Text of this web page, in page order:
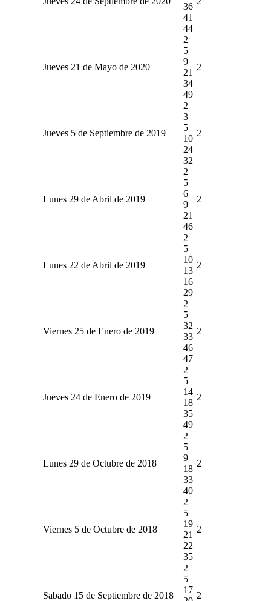
36
41
44
Jueves 21 de Mayo de 2020
2
5
9
21
34
49
2
Jueves 5 de Septiembre de 2019
2
3
5
10
24
32
2
Lunes 29 de Abril de 2019
2
5
6
9
21
46
2
Lunes 22 de Abril de 2019
2
5
10
13
16
29
2
Viernes 25 de Enero de 2019
2
5
32
33
46
47
2
Jueves 24 de Enero de 2019
2
5
14
18
35
49
2
Lunes 29 de Octubre de 2018
2
5
9
18
33
40
2
Viernes 5 de Octubre de 2018
2
5
19
21
22
35
2
Sabado 15 de Septiembre de 2018
2
5
17
2